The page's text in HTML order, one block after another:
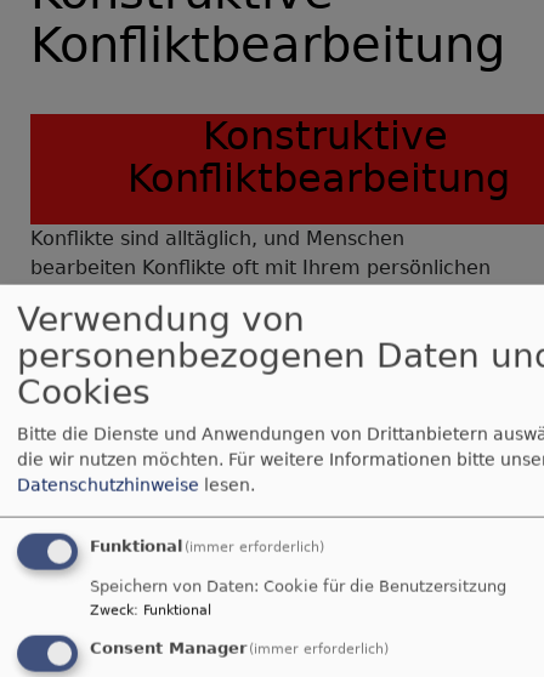
Konfliktbearbeitung
Konstruktive
Konfliktbearbeitung
Konflikte sind alltäglich, und Menschen
bearbeiten Konflikte oft mit Ihrem persönlichen
Verstimmung legt sich von selbst, ab und zu hilft
ein deutliches oder klärendes Wort, hin und
wieder steckt man zurück, weil die Harmonie
Doch Konflikte können eine zerstörerische
Dynamik entwickeln, wenn mindestens einer als
insbesondere der Fall, wenn physische oder
psychische Gewalt angewendet wurde, um den
Konflikt zu beenden. Dann wirkt er vielleicht
weiter und kann in eine Spirale der Eskalation
führen.
Verwendung von
personenbezogenen Daten
Cookies
Bitte die Dienste und Anwendungen von Drittanbietern
die wir nutzen möchten. Für weitere Informationen bitte
Datenschutzhinweise lesen.
Funktional (immer erforderlich)
Speichern von Daten: Cookie für die Benutzersitzung
Zweck: Funktional
Consent Manager (immer erforderlich)